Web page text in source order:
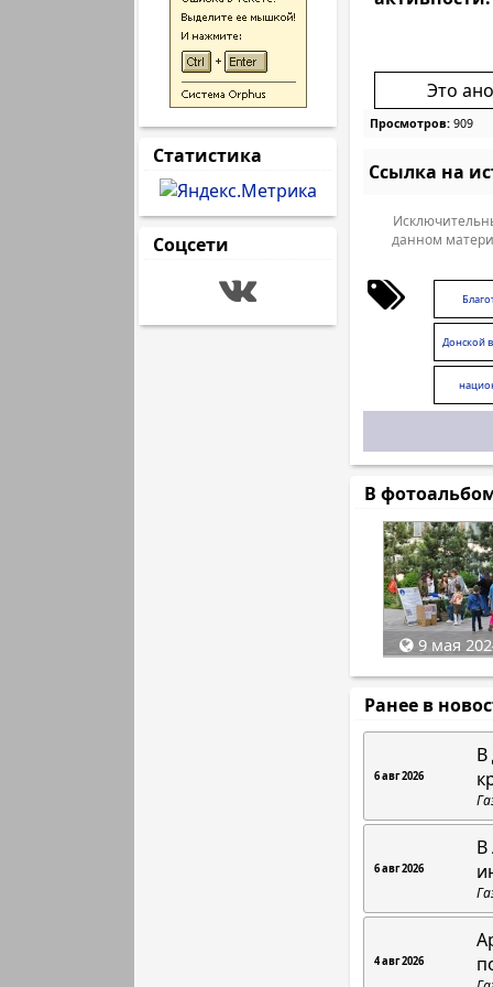
Статистика
Соцсети
Это
Просмотров: 909
Ссылка на
данном
Донской
В
9 мая
Ранее в
6 авг 2026
В
6 авг 2026
В
4 авг 2026